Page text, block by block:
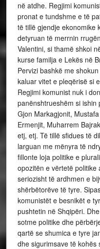
në atdhe. Regjimi
pronat e tundshme e të
të tillë gjendje ekonomike
detyruan të merrnin
Valentini, si thamë shkoi
kurse familja e Lekës në
Pervizi bashkë me
kaluar vitet e pleqërisë si
Regjimi komunist nuk i
panënshtrueshëm si ishin
Gjon Markagjonit,
Ermenjit, Muharrem
etj, etj. Të tillë sfidues të
larguan me mënyra të
fillonte loja politike e
opozitën e vërtetë politike
seriozisht të ardhmen e
shërbëtorëve të tyre.
komunistët e besnikët e
pushtetin në Shqipëri.
sotme politike dhe
qartë se shumica e tyre
dhe sigurimsave të kohës